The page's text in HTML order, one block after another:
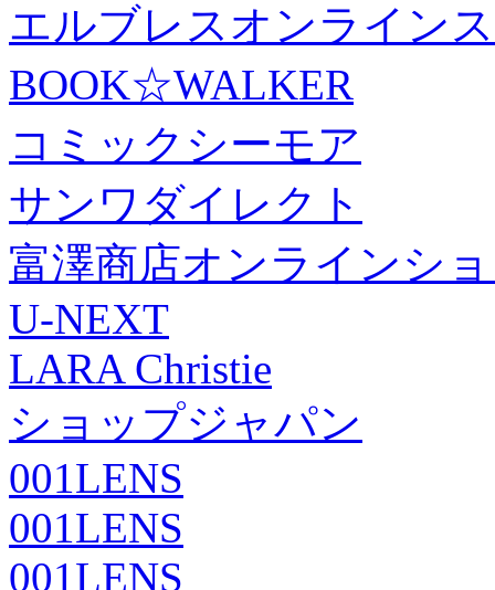
エルブレスオンライン
BOOK☆WALKER
コミックシーモア
サンワダイレクト
富澤商店オンラインシ
U-NEXT
LARA Christie
ショップジャパン
001LENS
001LENS
001LENS